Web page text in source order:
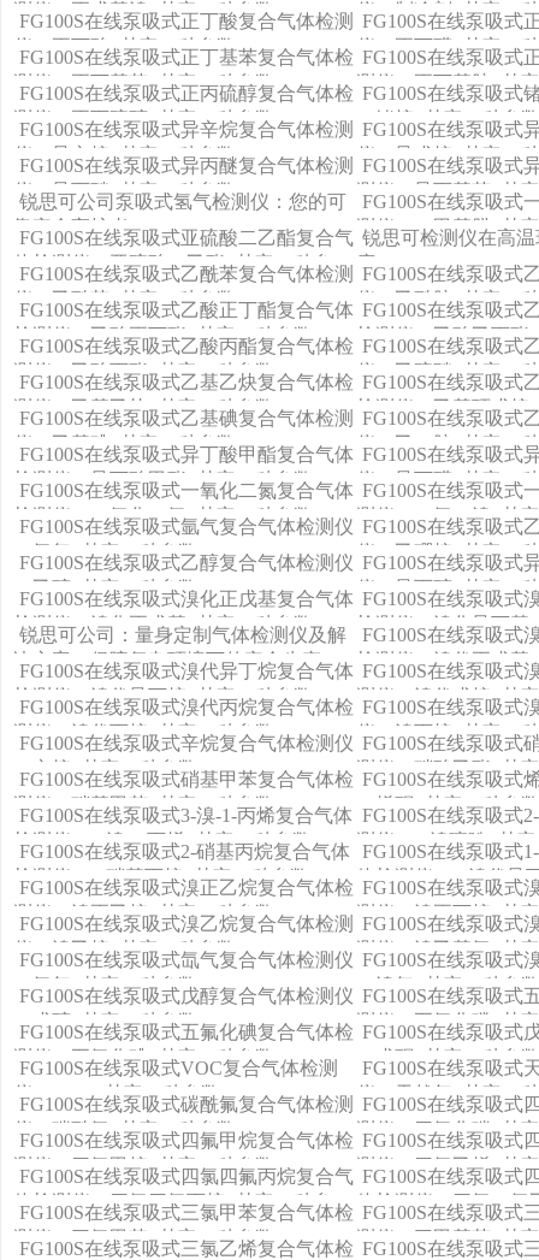
测仪（正戊基溴+其它11种参数） 仪（制冷剂+其它11
FG100S在线泵吸式正丁酸复合气体检测
仪（正丁酸+其它11种参数）
FG100S在线泵吸式
仪（正丁醛+其它11
FG100S在线泵吸式正丁基苯复合气体检
测仪（正丁基苯+其它11种参数）
FG100S在线泵吸式
测仪（正丁基胺+其
FG100S在线泵吸式正丙硫醇复合气体检
测仪（正丙硫醇+其它11种参数）
FG100S在线泵吸式
（锗烷+其它11种参
FG100S在线泵吸式异辛烷复合气体检测
仪（异辛烷+其它11种参数）
FG100S在线泵吸式
仪（异戊烷+其它11
FG100S在线泵吸式异丙醚复合气体检测
仪（异丙醚+其它11种参数）
FG100S在线泵吸式
测仪（异丙基苯+其
锐思可公司泵吸式氢气检测仪：您的可
靠安全守护者
FG100S在线泵吸式
测仪（一甲基肼+其
FG100S在线泵吸式亚硫酸二乙酯复合气
体检测仪（亚硫酸二乙酯+其它11种参
数）
锐思可检测仪在高
度
FG100S在线泵吸式乙酰苯复合气体检测
仪（乙酰苯+其它11种参数）
FG100S在线泵吸式
仪（乙酰胺+其它11
FG100S在线泵吸式乙酸正丁酯复合气体
检测仪（乙酸正丁酯+其它11种参数）
FG100S在线泵吸式
检测仪（乙酸乙丙酯
FG100S在线泵吸式乙酸丙酯复合气体检
测仪（乙酸丙酯+其它11种参数）
FG100S在线泵吸式
仪（乙硫醚+其它11
FG100S在线泵吸式乙基乙炔复合气体检
测仪（乙基乙炔+其它11种参数）
FG100S在线泵吸式
检测仪（乙基环戊烷
FG100S在线泵吸式乙基碘复合气体检测
仪（乙基碘+其它11种参数）
FG100S在线泵吸式
仪（乙二胺+其它11
FG100S在线泵吸式异丁酸甲酯复合气体
检测仪（异丁酸甲酯+其它11种参数）
FG100S在线泵吸式
仪（异丁醛+其它11
FG100S在线泵吸式一氧化二氮复合气体
检测仪（一氧化二氮+其它11种参数）
FG100S在线泵吸式
测仪（一氯一溴+其
FG100S在线泵吸式氩气复合气体检测仪
（氩气+其它11种参数）
FG100S在线泵吸式
仪（乙硼烷+其它11
FG100S在线泵吸式乙醇复合气体检测仪
（乙醇+其它11种参数）
FG100S在线泵吸式
仪（异丙醇+其它11
FG100S在线泵吸式溴化正戊基复合气体
检测仪（溴化正戊基+其它11种参数）
FG100S在线泵吸式
检测仪（溴化异丁基
锐思可公司：量身定制气体检测仪及解
决方案，保障复杂环境下的安全生产
FG100S在线泵吸式
检测仪（溴代正戊基
FG100S在线泵吸式溴代异丁烷复合气体
检测仪（溴代异丁烷+其它11种参数）
FG100S在线泵吸式
测仪（溴代戊烷+其
FG100S在线泵吸式溴代丙烷复合气体检
测仪（溴代丙烷+其它11种参数）
FG100S在线泵吸式
仪（溴丙烷+其它11
FG100S在线泵吸式辛烷复合气体检测仪
（辛烷+其它11种参数）
FG100S在线泵吸式
测仪（硝酸乙酯+其
FG100S在线泵吸式硝基甲苯复合气体检
测仪（硝基甲苯+其它11种参数）
FG100S在线泵吸式
（烯酮+其它11种参
FG100S在线泵吸式3-溴-1-丙烯复合气体
检测仪（3-溴-1-丙烯+其它11种参数）
FG100S在线泵吸式
测仪（2-溴噻吩+其
FG100S在线泵吸式2-硝基丙烷复合气体
检测仪（2-硝基丙烷+其它11种参数）
FG100S在线泵吸式
体检测仪（1-溴代异
数）
FG100S在线泵吸式溴正乙烷复合气体检
测仪（溴正乙烷+其它11种参数）
FG100S在线泵吸式
测仪（溴正丁烷+其
FG100S在线泵吸式溴乙烷复合气体检测
仪（溴乙烷+其它11种参数）
FG100S在线泵吸式
测仪（溴乙基氯+其
FG100S在线泵吸式氙气复合气体检测仪
（氙气+其它11种参数）
FG100S在线泵吸式
（溴气+其它11种参
FG100S在线泵吸式戊醇复合气体检测仪
（戊醇+其它11种参数）
FG100S在线泵吸式
测仪（五氯化磷+其
FG100S在线泵吸式五氟化碘复合气体检
测仪（五氟化碘+其它11种参数）
FG100S在线泵吸式
（戊酮+其它11种参
FG100S在线泵吸式VOC复合气体检测
仪（VOC+其它11种参数）
FG100S在线泵吸式
仪（天然气+其它11
FG100S在线泵吸式碳酰氟复合气体检测
仪（碳酰氟+其它11种参数）
FG100S在线泵吸式
测仪（四氯化碳+其
FG100S在线泵吸式四氟甲烷复合气体检
测仪（四氟甲烷+其它11种参数）
FG100S在线泵吸式
测仪（四氯乙烯+其
FG100S在线泵吸式四氯四氟丙烷复合气
体检测仪（四氯四氟丙烷+其它11种参
数）
FG100S在线泵吸式
体检测仪（四氯二氟
数）
FG100S在线泵吸式三氯甲苯复合气体检
测仪（三氯甲苯+其它11种参数）
FG100S在线泵吸式
测仪（三甲基苯+其
FG100S在线泵吸式三氯乙烯复合气体检 FG100S在线泵吸式